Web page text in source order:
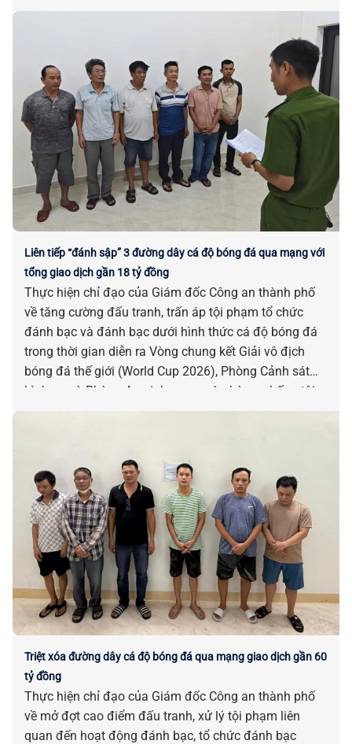
Liên tiếp “đánh sập” 3 đường dây cá độ bóng đá qua mạng với
tổng giao dịch gần 18 tỷ đồng
Thực hiện chỉ đạo của Giám đốc Công an thành phố
về tăng cường đấu tranh, trấn áp tội phạm tổ chức
đánh bạc và đánh bạc dưới hình thức cá độ bóng đá
trong thời gian diễn ra Vòng chung kết Giải vô địch
bóng đá thế giới (World Cup 2026), Phòng Cảnh sát
hình sự và Phòng An ninh mạng và phòng, chống tội
phạm sử dụng công nghệ cao đồng loạt triển khai các
Triệt xóa đường dây cá độ bóng đá qua mạng giao dịch gần 60
tỷ đồng
Thực hiện chỉ đạo của Giám đốc Công an thành phố
về mở đợt cao điểm đấu tranh, xử lý tội phạm liên
quan đến hoạt động đánh bạc, tổ chức đánh bạc